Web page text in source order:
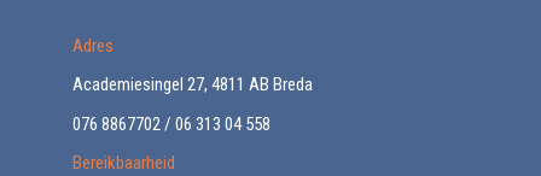
Adres
Academiesingel 27, 4811 AB Breda
076 8867702 / 06 313 04 558
Bereikbaarheid